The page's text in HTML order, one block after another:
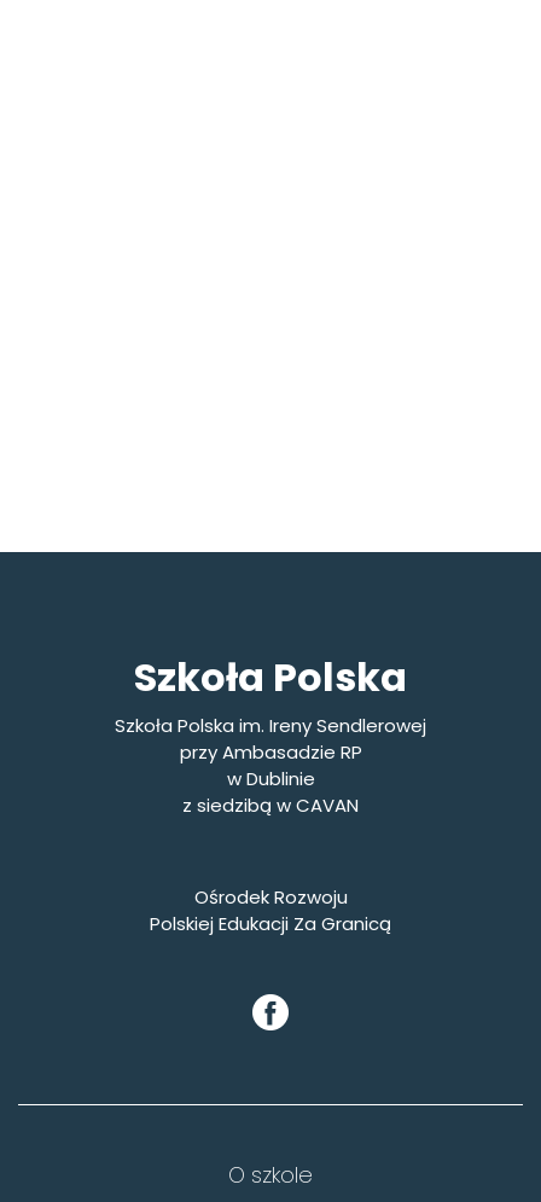
Szkoła Polska
Szkoła Polska im. Ireny Sendlerowej
przy Ambasadzie RP
w Dublinie
z siedzibą w CAVAN
Ośrodek Rozwoju
Polskiej Edukacji Za Granicą
O szkole